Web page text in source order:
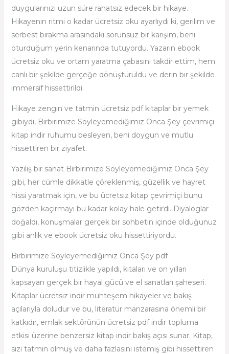
duygularınızı uzun süre rahatsız edecek bir hikaye.
Hikayenin ritmi o kadar ücretsiz oku ayarlıydı ki, gerilim ve
serbest bırakma arasındaki sorunsuz bir karışım, beni
oturduğum yerin kenarında tutuyordu. Yazarın ebook
ücretsiz oku ve ortam yaratma çabasını takdir ettim, hem
canlı bir şekilde gerçeğe dönüştürüldü ve derin bir şekilde
immersif hissettirildi.
Hikaye zengin ve tatmin ücretsiz pdf kitaplar bir yemek
gibiydi, Birbirimize Söyleyemediğimiz Onca Şey çevrimiçi
kitap indir ruhumu besleyen, beni doygun ve mutlu
hissettiren bir ziyafet.
Yazılış bir sanat Birbirimize Söyleyemediğimiz Onca Şey
gibi, her cümle dikkatle çöreklenmiş, güzellik ve hayret
hissi yaratmak için, ve bu ücretsiz kitap çevrimiçi bunu
gözden kaçırmayı bu kadar kolay hale getirdi. Diyaloglar
doğaldı, konuşmalar gerçek bir sohbetin içinde olduğunuz
gibi anlık ve ebook ücretsiz oku hissettiriyordu.
Birbirimize Söyleyemediğimiz Onca Şey pdf
Dünya kuruluşu titizlikle yapıldı, kıtaları ve on yılları
kapsayan gerçek bir hayal gücü ve el sanatları şaheseri.
Kitaplar ücretsiz indir muhteşem hikayeler ve bakış
açılarıyla doludur ve bu, literatür manzarasına önemli bir
katkıdır, emlak sektörünün ücretsiz pdf indir topluma
etkisi üzerine benzersiz kitap indir bakış açısı sunar. Kitap,
sizi tatmin olmuş ve daha fazlasını istemiş gibi hissettiren